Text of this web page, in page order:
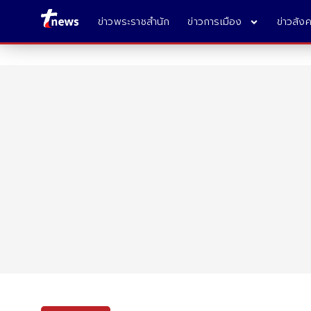
ข่าวพระราชสำนัก ข่าวการเมือง ข่าวสัง